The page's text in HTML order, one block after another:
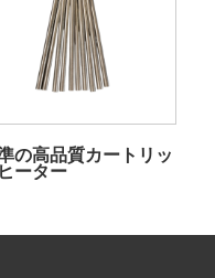
の高品質カートリッ
ーター